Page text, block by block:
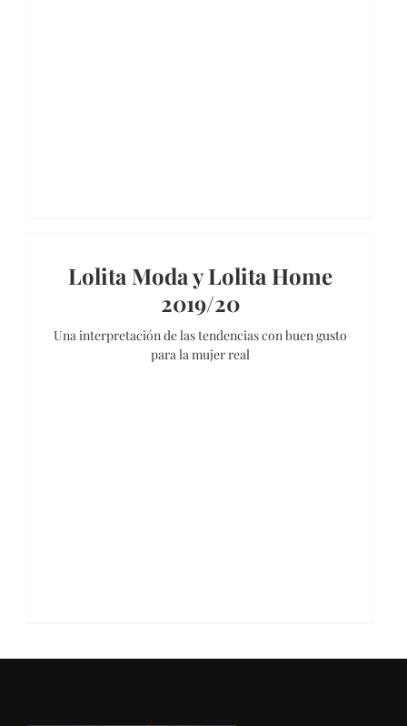
Lolita Moda y Lolita Home
2019/20
Una interpretación de las tendencias con buen gusto
para la mujer real